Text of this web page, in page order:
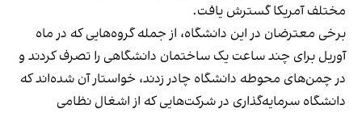
مختلف آمریکا گسترش یافت.
برخی معترضان در این دانشگاه، از جمله گروه‌هایی که در ماه
آوریل برای چند ساعت یک ساختمان دانشگاهی را تصرف کردند و
در چمن‌های محوطه دانشگاه چادر زدند، خواستار آن شده‌اند که
دانشگاه سرمایه‌گذاری در شرکت‌هایی که از اشغال نظامی